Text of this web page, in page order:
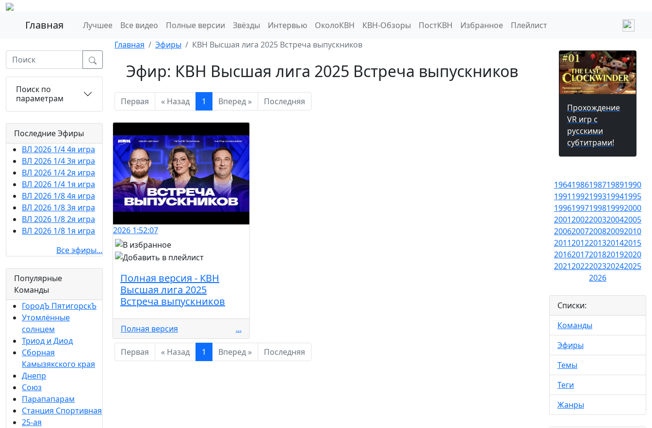
Главная Лучшее Все видео Полные версии Звёзды Интервью ОколоКВН КВН-Обзоры ПостКВН Избранное Плейлист
Поиск по
параметрам
Последние Эфиры
ВЛ 2026 1/4 4я игра
ВЛ 2026 1/4 3я игра
ВЛ 2026 1/4 2я игра
ВЛ 2026 1/4 1я игра
ВЛ 2026 1/8 4я игра
ВЛ 2026 1/8 3я игра
ВЛ 2026 1/8 2я игра
ВЛ 2026 1/8 1я игра
Все эфиры...
Популярные
Команды
ГородЪ ПятигорскЪ
Утомлённые
солнцем
Триод и Диод
Сборная
Камызякского края
Днепр
Союз
Парапапарам
Станция Спортивная
25-ая
Главная Эфиры КВН Высшая лига 2025 Встреча выпускников
Эфир: КВН Высшая лига 2025 Встреча выпускников
Первая « Назад 1 Вперед » Последняя
2026 1:52:07
Полная версия - КВН
Высшая лига 2025
Встреча выпускников
Полная версия ...
Первая « Назад 1 Вперед » Последняя
Прохождение
VR игр с
русскими
субтитрами!
19641986198719891990
19911992199319941995
19961997199819992000
20012002200320042005
20062007200820092010
20112012201320142015
20162017201820192020
20212022202320242025
2026
Списки:
Команды
Эфиры
Темы
Теги
Жанры